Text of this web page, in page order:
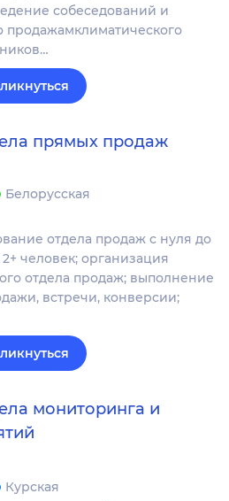
собеседований и
прямых продаж
Белорусская
отдела продаж с нуля до
человек; организация
отдела продаж; выполнение
встречи, конверсии;
мониторинга и
Курская